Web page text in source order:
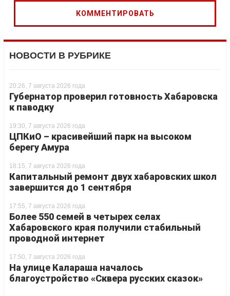
НОВОСТИ В РУБРИКЕ
20:26, 7 августа 2026 года
Губернатор проверил готовность Хабаровска
к паводку
19:30, 7 августа 2026 года
ЦПКиО – красивейший парк на высоком
берегу Амура
18:15, 7 августа 2026 года
Капитальный ремонт двух хабаровских школ
завершится до 1 сентября
17:55, 7 августа 2026 года
Более 550 семей в четырех селах
Хабаровского края получили стабильный
проводной интернет
17:50, 7 августа 2026 года
На улице Калараша началось
благоустройство «Сквера русских сказок»